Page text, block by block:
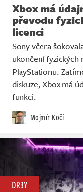
Xbox má
převodu
licenci
Sony včera
ukončení fyzických
PlayStationu.
diskuze, Xbox má
funkci.
Mojmír Kočí
DRBY